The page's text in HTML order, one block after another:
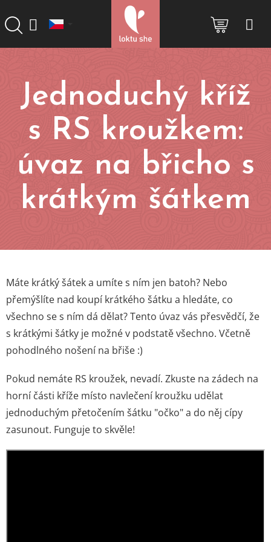
na
obsah
Jednoduchý kříž
s RS kroužkem:
úvaz na břicho s
krátkým šátkem
Máte krátký šátek a umíte s ním jen batoh? Nebo
přemýšlíte nad koupí krátkého šátku a hledáte, co
všechno se s ním dá dělat? Tento úvaz vás přesvědčí, že
s krátkými šátky je možné v podstatě všechno. Včetně
pohodlného nošení na břiše :)
Pokud nemáte RS kroužek, nevadí. Zkuste na zádech na
horní části kříže místo navlečení kroužku udělat
jednoduchým přetočením šátku "očko" a do něj cípy
zasunout. Funguje to skvěle!